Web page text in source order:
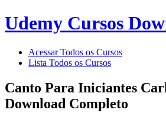
Udemy Cursos
Acessar Todos os Cursos
Lista Todos os Cursos
Canto Para Iniciantes
Download Completo